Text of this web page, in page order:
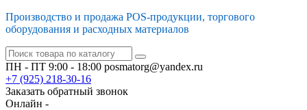
Производство и продажа POS-продукции, торгового
оборудования и расходных материалов
ПН - ПТ 9:00 - 18:00 posmatorg@yandex.ru
+7 (925) 218-30-16
Заказать обратный звонок
Онлайн -